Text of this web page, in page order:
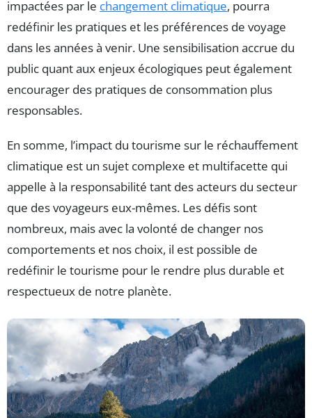
impactées par le changement climatique, pourra
redéfinir les pratiques et les préférences de voyage
dans les années à venir. Une sensibilisation accrue du
public quant aux enjeux écologiques peut également
encourager des pratiques de consommation plus
responsables.
En somme, l’impact du tourisme sur le réchauffement
climatique est un sujet complexe et multifacette qui
appelle à la responsabilité tant des acteurs du secteur
que des voyageurs eux-mêmes. Les défis sont
nombreux, mais avec la volonté de changer nos
comportements et nos choix, il est possible de
redéfinir le tourisme pour le rendre plus durable et
respectueux de notre planète.